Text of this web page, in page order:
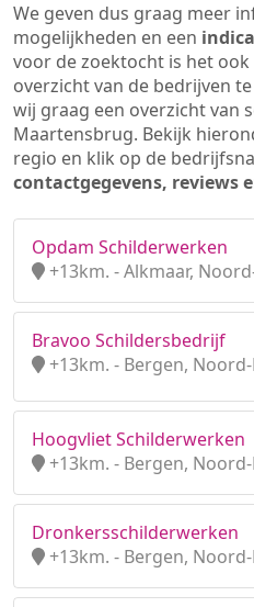
We geven dus graag meer
mogelijkheden en een
voor de zoektocht is het
overzicht van de bedrijven
wij graag een overzicht van
Maartensbrug. Bekijk
regio en klik op de
contactgegevens, reviews
Opdam Schilderwerken
+13km. - Alkmaar,
Bravoo Schildersbedrijf
+13km. - Bergen,
Hoogvliet Schilderwerken
+13km. - Bergen,
Dronkersschilderwerken
+13km. - Bergen,